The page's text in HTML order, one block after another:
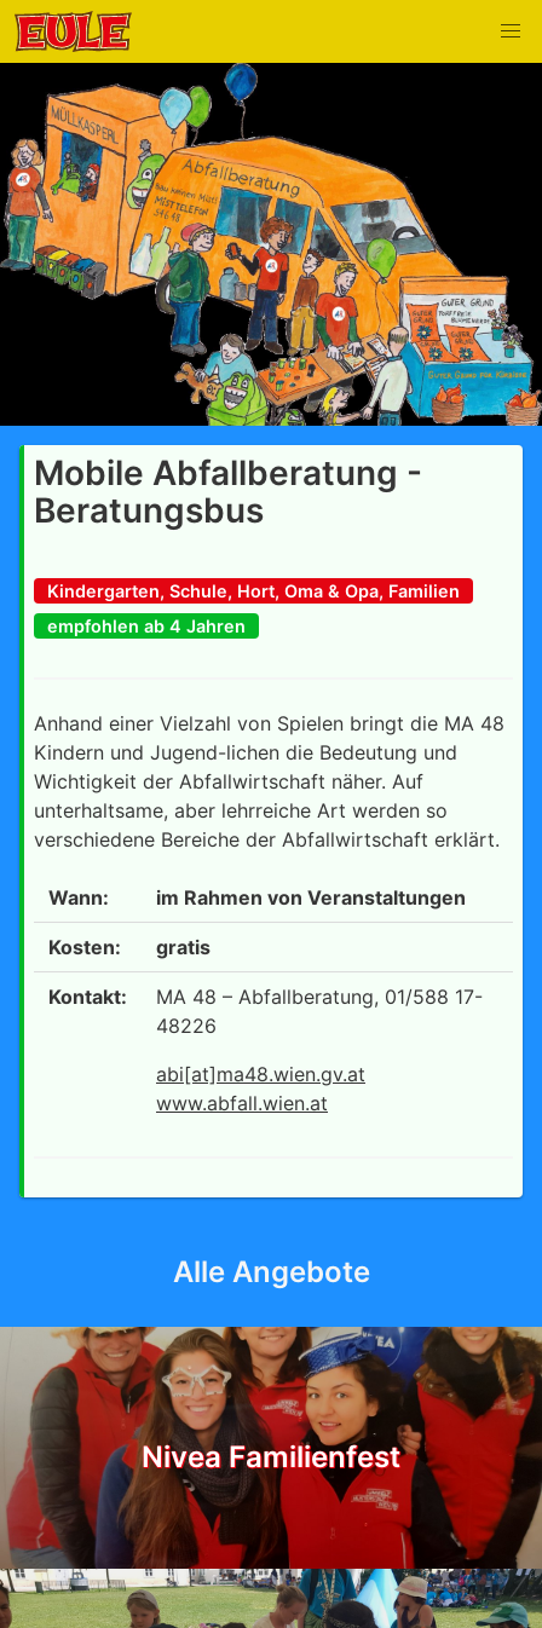
Mobile Abfallberatung -
Beratungsbus
Kindergarten, Schule, Hort, Oma & Opa, Familien
empfohlen ab 4 Jahren
Anhand einer Vielzahl von Spielen bringt die MA 48
Kindern und Jugend-lichen die Bedeutung und
Wichtigkeit der Abfallwirtschaft näher. Auf
unterhaltsame, aber lehrreiche Art werden so
verschiedene Bereiche der Abfallwirtschaft erklärt.
Wann: im Rahmen von Veranstaltungen
Kosten: gratis
Kontakt:
MA 48 – Abfallberatung, 01/588 17-
48226
abi[at]ma48.wien.gv.at
www.abfall.wien.at
Alle Angebote
Nivea Familienfest